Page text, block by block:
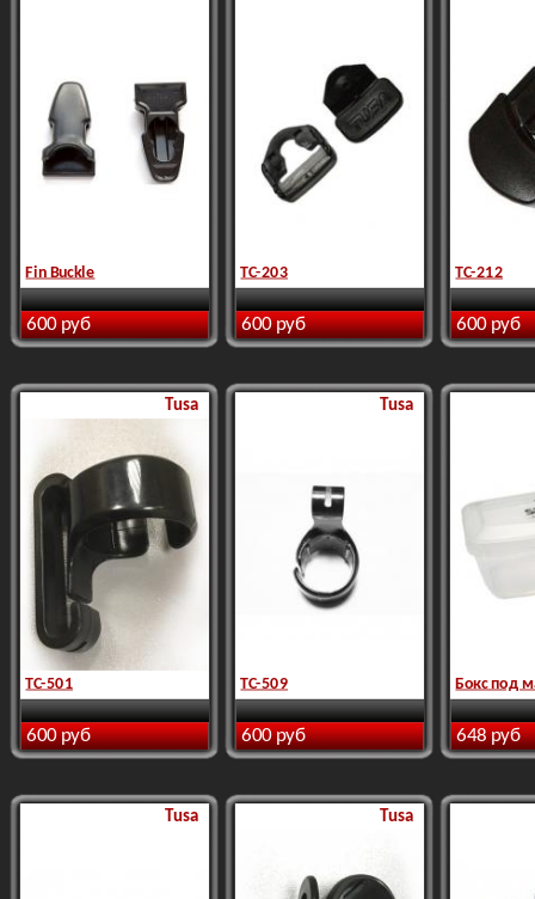
Fin Buckle
600 руб
TC-203
600 руб
TC-212
600 руб
Tusa
TC-501
600 руб
Tusa
TC-509
600 руб
Бокс под
648 руб
Tusa Tusa